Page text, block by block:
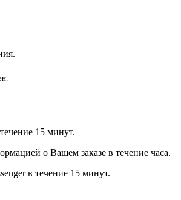
15 минут.
о Вашем заказе в течение часа.
в течение 15 минут.